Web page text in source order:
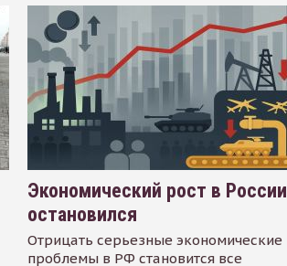
Экономический рост в России
остановился
Отрицать серьезные экономические
проблемы в РФ становится все